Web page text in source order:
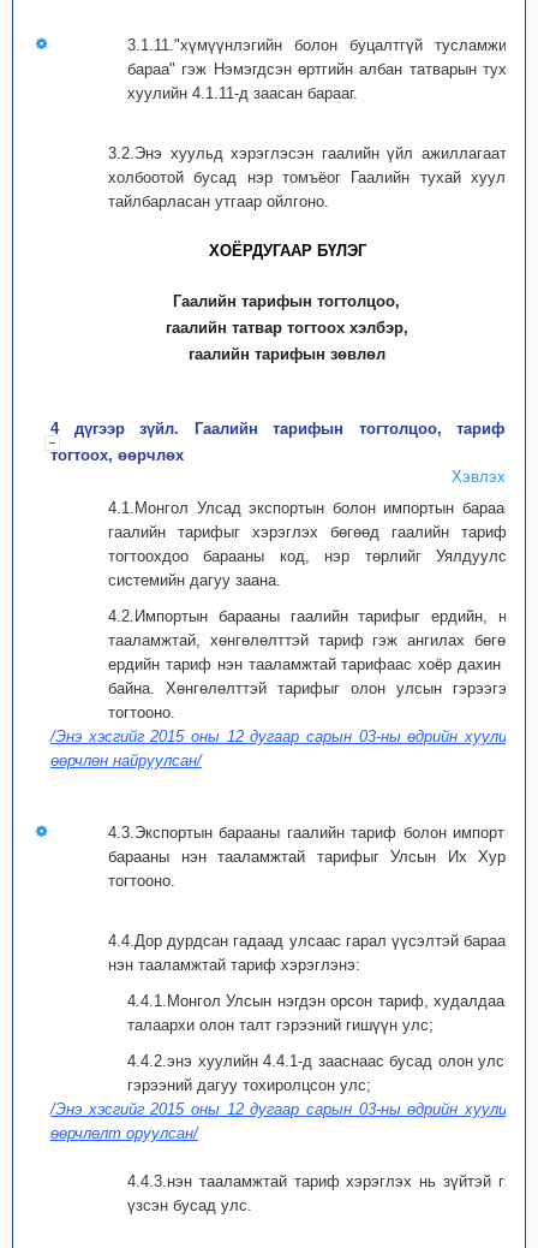
3.1.11."хүмүүнлэгийн болон буцалтгүй тусламжийн
бараа" гэж Нэмэгдсэн өртгийн албан татварын тухай
хуулийн 4.1.11-д заасан барааг.
3.2.Энэ хуульд хэрэглэсэн гаалийн үйл ажиллагаатай
холбоотой бусад нэр томъёог Гаалийн тухай хуульд
тайлбарласан утгаар ойлгоно.
ХОЁРДУГААР БҮЛЭГ
Гаалийн тарифын тогтолцоо,
гаалийн татвар тогтоох хэлбэр,
гаалийн тарифын зөвлөл
4 дүгээр зүйл. Гаалийн тарифын тогтолцоо, тарифыг
тогтоох, өөрчлөх
Хэвлэх
4.1.Монгол Улсад экспортын болон импортын барааны
гаалийн тарифыг хэрэглэх бөгөөд гаалийн тарифыг
тогтоохдоо барааны код, нэр төрлийг Уялдуулсан
системийн дагуу заана.
4.2.Импортын барааны гаалийн тарифыг ердийн, нэн
тааламжтай, хөнгөлөлттэй тариф гэж ангилах бөгөөд
ердийн тариф нэн тааламжтай тарифаас хоёр дахин их
байна. Хөнгөлөлттэй тарифыг олон улсын гэрээгээр
тогтооно.
/Энэ хэсгийг 2015 оны 12 дугаар сарын 03-ны өдрийн хуулиар
өөрчлөн найруулсан/
4.3.Экспортын барааны гаалийн тариф болон импортын
барааны нэн тааламжтай тарифыг Улсын Их Хурал
тогтооно.
4.4.Дор дурдсан гадаад улсаас гарал үүсэлтэй бараанд
нэн тааламжтай тариф хэрэглэнэ:
4.4.1.Монгол Улсын нэгдэн орсон тариф, худалдааны
талаархи олон талт гэрээний гишүүн улс;
4.4.2.энэ хуулийн 4.4.1-д зааснаас бусад олон улсын
гэрээний дагуу тохиролцсон улс;
/Энэ хэсгийг 2015 оны 12 дугаар сарын 03-ны өдрийн хуулиар
өөрчлөлт оруулсан/
4.4.3.нэн тааламжтай тариф хэрэглэх нь зүйтэй гэж
үзсэн бусад улс.